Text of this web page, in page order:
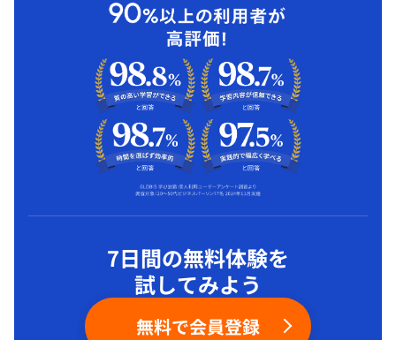
7日間の無料体験を
試してみよう
無料で会員登録